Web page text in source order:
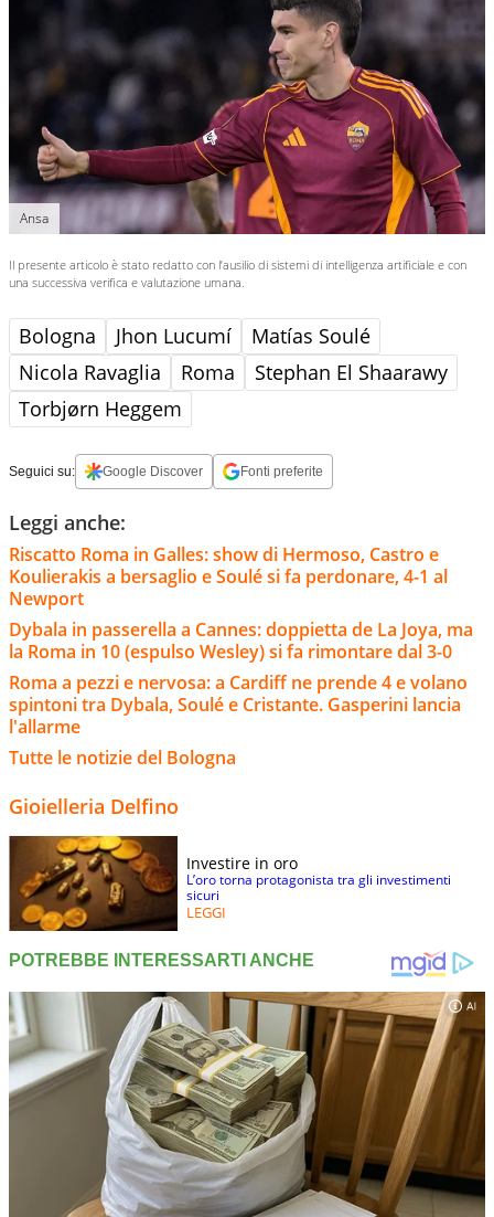
Ansa
Il presente articolo è stato redatto con l’ausilio di sistemi di intelligenza artificiale e con
una successiva verifica e valutazione umana.
Bologna Jhon Lucumí
Matías Soulé
Nicola Ravaglia
Roma
Stephan El Shaarawy
Torbjørn Heggem
Seguici su: Google Discover Fonti preferite
Leggi anche:
Riscatto Roma in Galles: show di Hermoso, Castro e
Koulierakis a bersaglio e Soulé si fa perdonare, 4-1 al
Newport
Dybala in passerella a Cannes: doppietta de La Joya, ma
la Roma in 10 (espulso Wesley) si fa rimontare dal 3-0
Roma a pezzi e nervosa: a Cardiff ne prende 4 e volano
spintoni tra Dybala, Soulé e Cristante. Gasperini lancia
l'allarme
Tutte le notizie del Bologna
Gioielleria Delfino
Investire in oro
L’oro torna protagonista tra gli investimenti
sicuri
LEGGI